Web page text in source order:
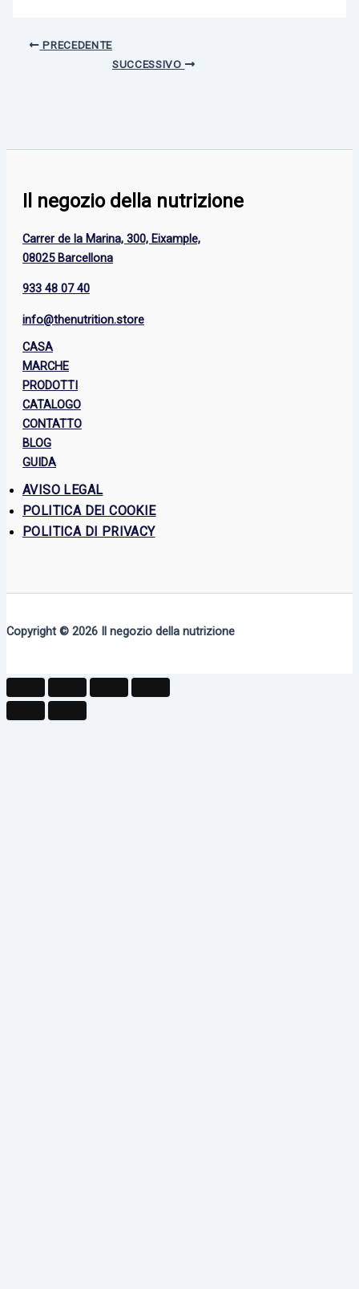
PRECEDENTE
SUCCESSIVO
Il negozio della nutrizione
Carrer de la Marina, 300, Eixample,
08025 Barcellona
933 48 07 40
info@thenutrition.store
CASA
MARCHE
PRODOTTI
CATALOGO
CONTATTO
BLOG
GUIDA
AVISO LEGAL
POLITICA DEI COOKIE
POLITICA DI PRIVACY
Copyright © 2026 Il negozio della nutrizione